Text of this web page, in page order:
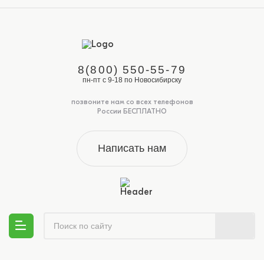
8(800) 550-55-79
пн-пт с 9-18 по Новосибирску
позвоните нам со всех телефонов
России БЕСПЛАТНО
Написать нам